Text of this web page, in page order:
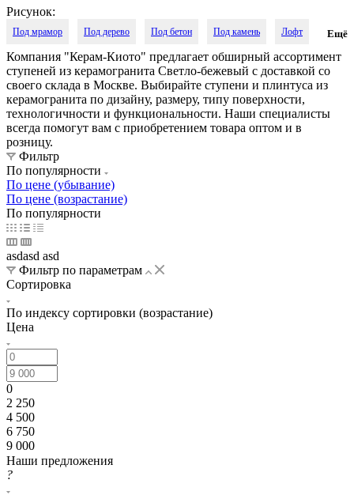
Светло-молочный Светло-серый Серый Синий
Слоновая кость Тёмно-бежевый Тёмно-коричневый
Тёмно-серый Тёмный Чёрный Шампань Дуб
Лёгкое лаппатирование
Рисунок:
Под мрамор Под дерево Под бетон Под камень Лофт
Под оникс Под цемент Соль-перец
Ещё
Компания "Керам-Киото" предлагает обширный ассортимент
ступеней из керамогранита Светло-бежевый с доставкой со
своего склада в Москве. Выбирайте ступени и плинтуса из
керамогранита по дизайну, размеру, типу поверхности,
технологичности и функциональности. Наши специалисты
всегда помогут вам с приобретением товара оптом и в
розницу.
Фильтр
По популярности
По цене (убывание)
По цене (возрастание)
По популярности
asdasd asd
Фильтр по параметрам
Сортировка
По индексу сортировки (возрастание)
Цена
0
2 250
4 500
6 750
9 000
Наши предложения
?